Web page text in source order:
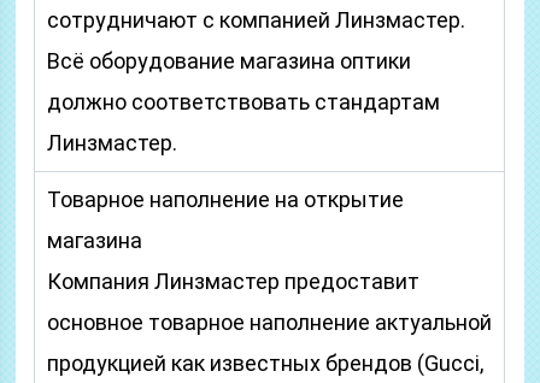
сотрудничают с компанией Линзмастер.
Всё оборудование магазина оптики
должно соответствовать стандартам
Линзмастер.
Товарное наполнение на открытие
магазина
Компания Линзмастер предоставит
основное товарное наполнение актуальной
продукцией как известных брендов (Gucci,